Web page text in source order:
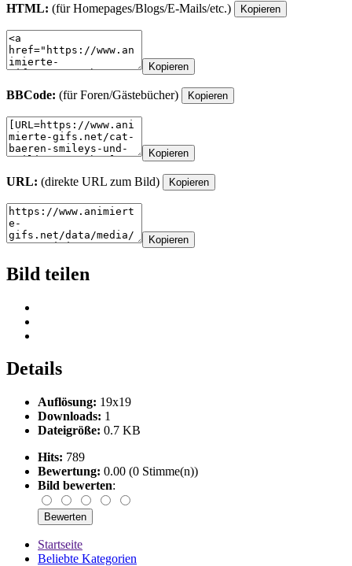
HTML: (für Homepages/Blogs/E-Mails/etc.) Kopieren
Kopieren
BBCode: (für Foren/Gästebücher) Kopieren
Kopieren
URL: (direkte URL zum Bild) Kopieren
Kopieren
Bild teilen
Details
Auflösung: 19x19
Downloads: 1
Dateigröße: 0.7 KB
Hits: 789
Bewertung: 0.00 (0 Stimme(n))
Bild bewerten:
Startseite
Beliebte Kategorien